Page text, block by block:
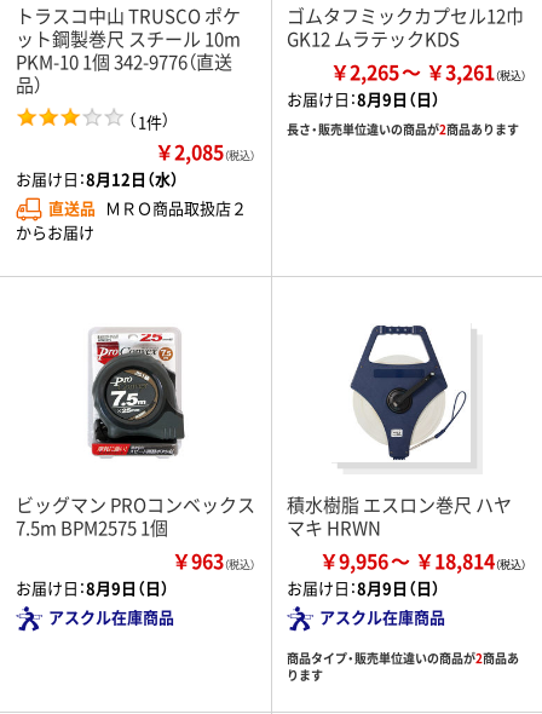
トラスコ中山 TRUSCO ポケ
ット鋼製巻尺 スチール 10m
PKM-10 1個 342-9776（直送
品）
（1件）
￥2,085（税込）
お届け日：8月12日（水）
直送品 ＭＲＯ商品取扱店２
からお届け
ゴムタフミックカプセル12巾
GK12 ムラテックKDS
￥2,265 ￥3,261
お届け日：8月9日（日）
長さ・販売単位違いの商品が2商品あります
ビッグマン PROコンベックス
7.5m BPM2575 1個
￥963（税込）
お届け日：8月9日（日）
アスクル在庫商品
積水樹脂 エスロン巻尺 ハヤ
マキ HRWN
￥9,956 ￥18,814
お届け日：8月9日（日）
アスクル在庫商品
商品タイプ・販売単位違いの商品が2商品あ
ります